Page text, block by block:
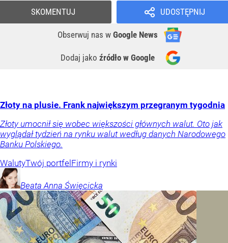
UDOSTĘPNIJ
Obserwuj nas w Google News
Dodaj jako źródło w Google
SKOMENTUJ
Złoty na plusie. Frank największym przegranym tygodnia
Złoty umocnił się wobec większości głównych walut. Oto jak
wyglądał tydzień na rynku walut według danych Narodowego
Banku Polskiego.
WalutyTwój portfelFirmy i rynki
Beata Anna Święcicka